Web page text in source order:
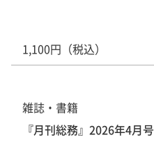
1,100円（税込）
雑誌・書籍
『月刊総務』2026年4月号